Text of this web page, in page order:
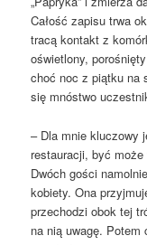
Całość zapisu trwa
tracą kontakt z
oświetlony,
choć noc z piątku na
się mnóstwo
– Dla mnie kluczowy
restauracji, być
Dwóch gości
kobiety. Ona
przechodzi obok tej
na nią uwagę.